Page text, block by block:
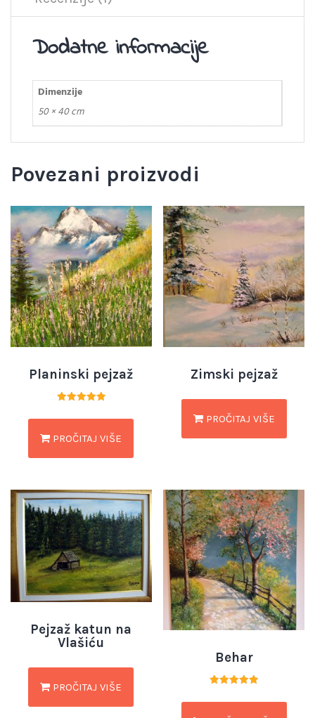
Dodatne informacije
Dimenzije
50 × 40 cm
Povezani proizvodi
Planinski pejzaž
5.00
PROČITAJ VIŠE
Zimski pejzaž
PROČITAJ VIŠE
Pejzaž katun na
Vlašiću
PROČITAJ VIŠE
Behar
5.00